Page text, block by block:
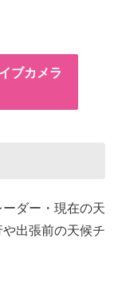
ブカメラ
ダー・現在の天
出張前の天候チ